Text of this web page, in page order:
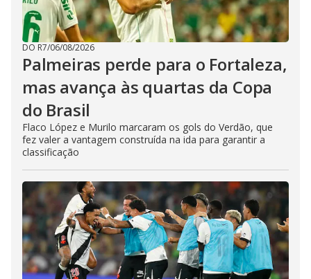
DO R7/06/08/2026
Palmeiras perde para o Fortaleza,
mas avança às quartas da Copa
do Brasil
Flaco López e Murilo marcaram os gols do Verdão, que
fez valer a vantagem construída na ida para garantir a
classificação